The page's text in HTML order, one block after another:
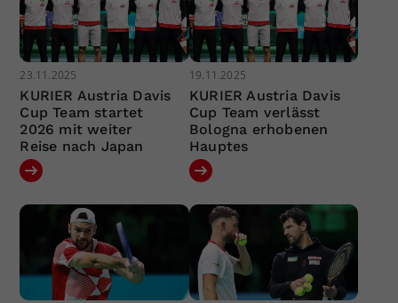
23.11.2025
KURIER Austria Davis
Cup Team startet
2026 mit weiter
Reise nach Japan
19.11.2025
KURIER Austria Davis
Cup Team verlässt
Bologna erhobenen
Hauptes